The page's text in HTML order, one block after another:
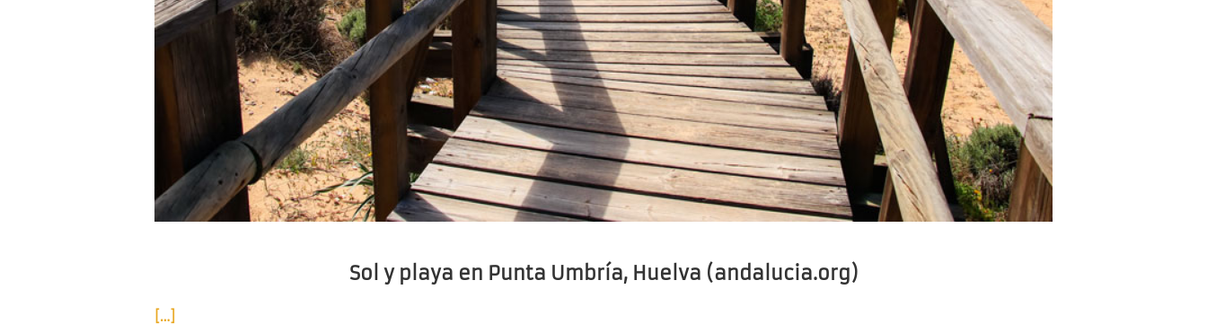
Sol y playa en Punta Umbría, Huelva (andalucia.org)
[…]